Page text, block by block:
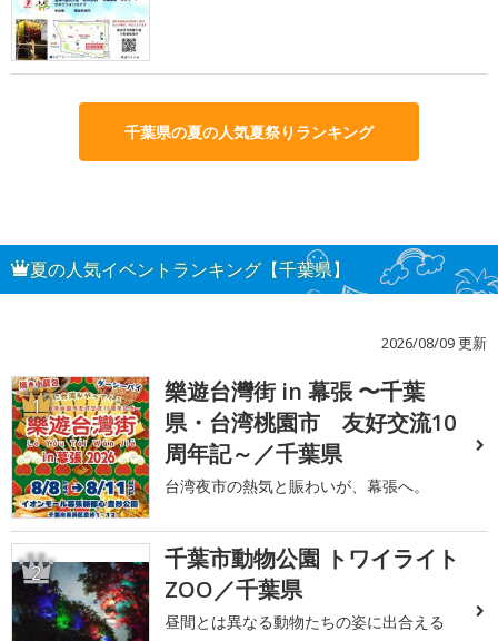
千葉県の夏の人気夏祭りランキング
夏の人気イベントランキング【千葉県】
2026/08/09 更新
1
樂遊台灣街 in 幕張 〜千葉
県・台湾桃園市 友好交流10
周年記～／千葉県
台湾夜市の熱気と賑わいが、幕張へ。
2
千葉市動物公園 トワイライト
ZOO／千葉県
昼間とは異なる動物たちの姿に出合える